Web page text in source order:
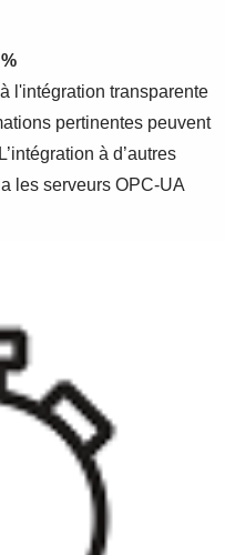
l'intégration transparente
pertinentes peuvent
à d’autres
les serveurs OPC-UA